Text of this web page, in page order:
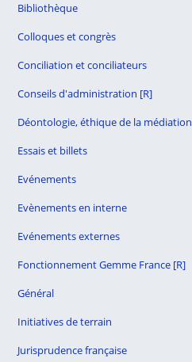
Bibliothèque
Colloques et congrès
Conciliation et conciliateurs
Conseils d'administration [R]
Déontologie, éthique de la médiation
Essais et billets
Evénements
Evènements en interne
Evénements externes
Fonctionnement Gemme France [R]
Général
Initiatives de terrain
Jurisprudence française